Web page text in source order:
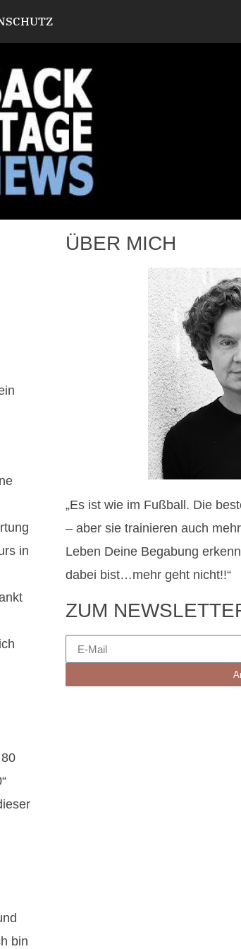
in
bin
ÜBER MICH
„Es ist wie im Fußball. Die
– aber sie trainieren auch
Leben Deine Begabung
dabei bist…mehr geht nicht!!“
ZUM